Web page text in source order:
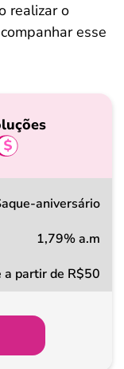
realizar o
esse
aniversário
1,79% a.m
a partir de R$50